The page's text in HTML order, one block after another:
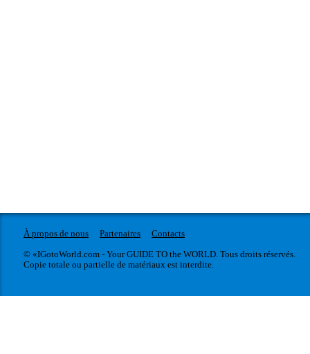
À propos de nous Partenaires
Contacts
© «IGotoWorld.com - Your GUIDE TO the WORLD. Tous droits réservés.
Copie totale ou partielle de matériaux est interdite.